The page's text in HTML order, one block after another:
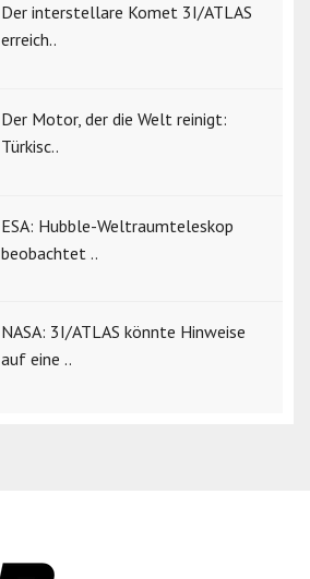
Der interstellare Komet 3I/ATLAS
erreich..
Der Motor, der die Welt reinigt:
Türkisc..
ESA: Hubble-Weltraumteleskop
beobachtet ..
NASA: 3I/ATLAS könnte Hinweise
auf eine ..